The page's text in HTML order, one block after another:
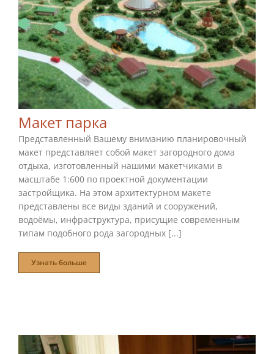
Макет парка
Представленный Вашему вниманию планировочный
макет представляет собой макет загородного дома
отдыха, изготовленный нашими макетчиками в
масштабе 1:600 по проектной документации
застройщика. На этом архитектурном макете
представлены все виды зданий и сооружений,
водоёмы, инфраструктура, присущие современным
типам подобного рода загородных [...]
Узнать больше